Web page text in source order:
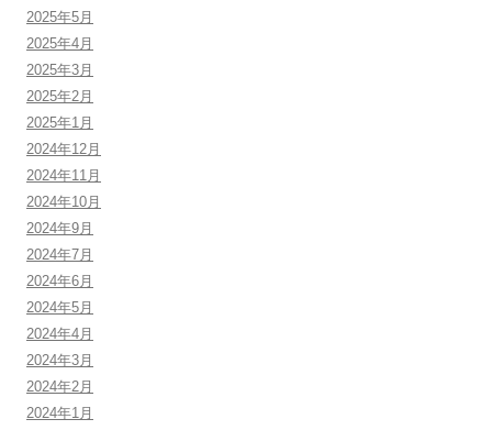
2025年5月
2025年4月
2025年3月
2025年2月
2025年1月
2024年12月
2024年11月
2024年10月
2024年9月
2024年7月
2024年6月
2024年5月
2024年4月
2024年3月
2024年2月
2024年1月